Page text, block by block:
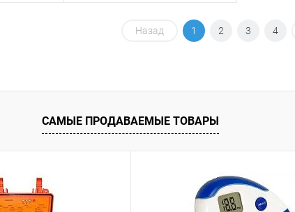
Под заказ
Запросить цену
В избранное Под заказ
Назад 1 2 3 4
САМЫЕ ПРОДАВАЕМЫЕ ТОВАРЫ